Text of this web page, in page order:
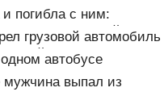
погибла с ним:
глазах у детей
грузовой автомобиль
области сегодня
Новости Твери.
автобусе
мужчина выпал из